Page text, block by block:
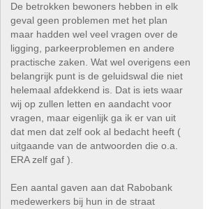
De betrokken bewoners hebben in elk
geval geen problemen met het plan
maar hadden wel veel vragen over de
ligging, parkeerproblemen en andere
practische zaken. Wat wel overigens een
belangrijk punt is de geluidswal die niet
helemaal afdekkend is. Dat is iets waar
wij op zullen letten en aandacht voor
vragen, maar eigenlijk ga ik er van uit
dat men dat zelf ook al bedacht heeft (
uitgaande van de antwoorden die o.a.
ERA zelf gaf ).
Een aantal gaven aan dat Rabobank
medewerkers bij hun in de straat